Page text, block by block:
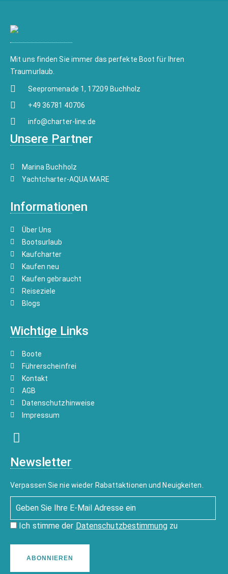
Mit uns finden Sie immer das perfekte Boot für Ihren
Traumurlaub.
Seepromenade 1, 17209 Buchholz
+49 36781 40706
info@charter-line.de
Unsere Partner
Marina Buchholz
Yachtcharter-AQUA MARE
Informationen
Über Uns
Bootsurlaub
Kaufcharter
Kaufen neu
Kaufen gebraucht
Reiseziele
Blogs
Wichtige Links
Boote
Führerscheinfrei
Kontakt
AGB
Datenschutzhinweise
Impressum
Newsletter
Verpassen Sie nie wieder Rabattaktionen und Neuigkeiten.
Ich stimme der Datenschutzbestimmungzu
ABONNIEREN